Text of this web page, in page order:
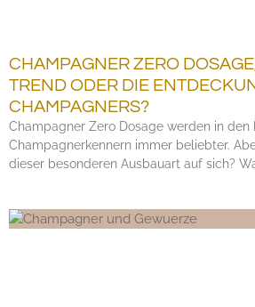
CHAMPAGNER ZERO
TREND ODER DIE
CHAMPAGNERS?
Champagner Zero Dosage werden in
Champagnerkennern immer beliebter.
dieser besonderen Ausbauart auf sich?